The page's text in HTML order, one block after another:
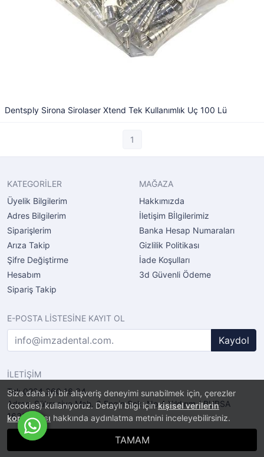
Size daha iyi bir alışveriş deneyimi sunabilmek için, çerezler
(cookies) kullanıyoruz. Detaylı bilgi içinkişisel verilerin
korunması hakkında aydınlatma metnini inceleyebilirsiniz.
TAMAM
Dentsply Sirona Sirolaser Xtend Tek Kullanımlık Uç 100 Lü
1
KATEGORİLER
Üyelik Bilgilerim
Adres Bilgilerim
Siparişlerim
Arıza Takip
Şifre Değiştirme
Hesabım
Sipariş Takip
MAĞAZA
Hakkımızda
İletişim Bİlgilerimiz
Banka Hesap Numaraları
Gizlilik Politikası
İade Koşulları
3d Güvenli Ödeme
E-POSTA LİSTESİNE KAYIT OL
Kaydol
İLETİŞİM
Tel: 0224 360 16 34
Adres: Şükraniye Mah. 6.Engin Sok. No.4 Yıldırım / BURSA
16320
E-Ticaret Sistemi